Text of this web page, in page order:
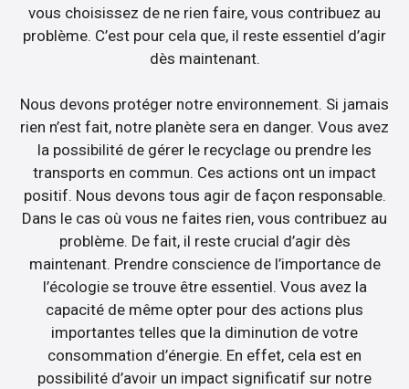
vous choisissez de ne rien faire, vous contribuez au
problème. C’est pour cela que, il reste essentiel d’agir
dès maintenant.
Nous devons protéger notre environnement. Si jamais
rien n’est fait, notre planète sera en danger. Vous avez
la possibilité de gérer le recyclage ou prendre les
transports en commun. Ces actions ont un impact
positif. Nous devons tous agir de façon responsable.
Dans le cas où vous ne faites rien, vous contribuez au
problème. De fait, il reste crucial d’agir dès
maintenant. Prendre conscience de l’importance de
l’écologie se trouve être essentiel. Vous avez la
capacité de même opter pour des actions plus
importantes telles que la diminution de votre
consommation d’énergie. En effet, cela est en
possibilité d’avoir un impact significatif sur notre